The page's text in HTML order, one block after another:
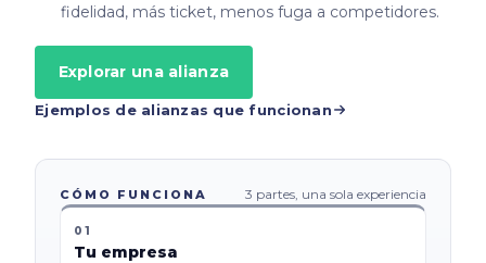
fidelidad, más ticket, menos fuga a competidores.
Explorar una alianza
Ejemplos de alianzas que funcionan
CÓMO FUNCIONA 3 partes, una sola experiencia
01
Tu empresa